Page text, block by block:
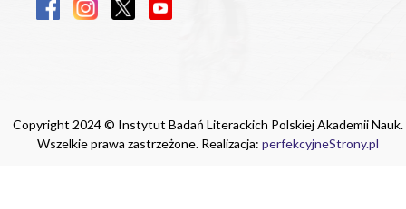
Copyright 2024 © Instytut Badań Literackich Polskiej Akademii Nauk.
Wszelkie prawa zastrzeżone. Realizacja: perfekcyjneStrony.pl